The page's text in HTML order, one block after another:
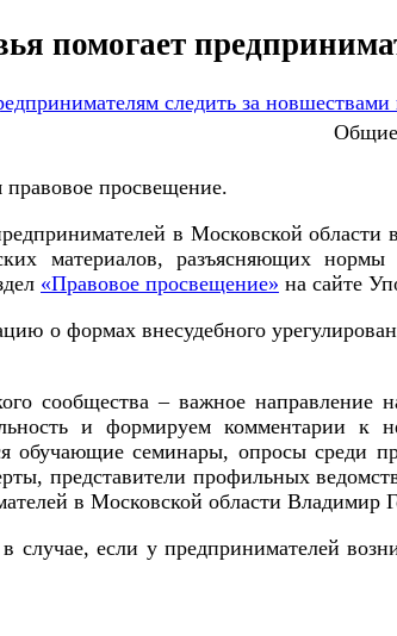
помогает
Общие
правовое просвещение.
в Московской
материалов, разъясняющих нормы
«Правовое просвещение» на сайте
о формах внесудебного
сообщества – важное
и формируем комментарии
семинары, опросы среди
представители профильных
в Московской области Владимир
случае, если у предпринимателей